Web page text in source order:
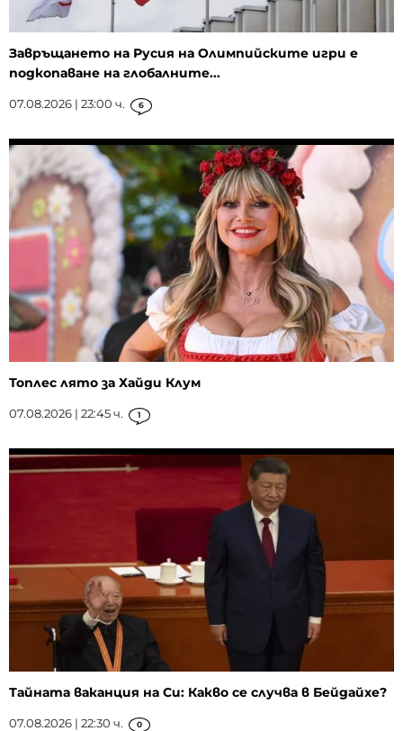
Завръщането на Русия на Олимпийските игри е
подкопаване на глобалните...
07.08.2026 | 23:00 ч. 6
Топлес лято за Хайди Клум
07.08.2026 | 22:45 ч. 1
Тайната ваканция на Си: Какво се случва в Бейдайхе?
07.08.2026 | 22:30 ч. 0